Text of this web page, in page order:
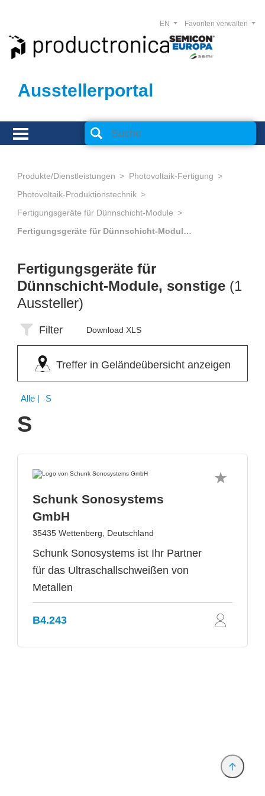
Ausstellerportal
Favoriten verwalten
EN
Produkte/Dienstleistungen
Photovoltaik-Fertigung
Photovoltaik-Produktionstechnik
Fertigungsgeräte für Dünnschicht-Module
Fertigungsgeräte für Dünnschicht-Module, sonstige
Fertigungsgeräte für
Dünnschicht-Module, sonstige (1
Aussteller)
Filter Download XLS
Treffer in Geländeübersicht anzeigen
Alle | S
S
Schunk Sonosystems
GmbH
35435 Wettenberg, Deutschland
Schunk Sonosystems ist Ihr Partner
für das Ultraschallschweißen von
Metallen
B4.243